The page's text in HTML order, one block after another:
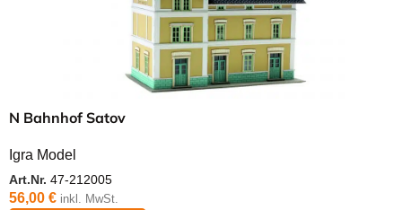
N Bahnhof Satov
Igra Model
Art.Nr. 47-212005
56,00 € inkl. MwSt.